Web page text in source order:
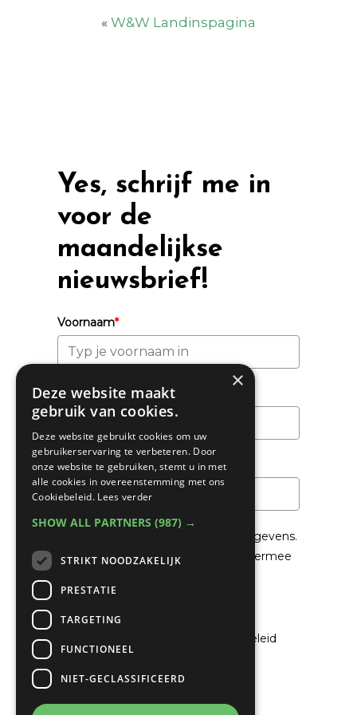
« W&W Landinspagina
Yes, schrijf me in
voor de
maandelijkse
nieuwsbrief!
Voornaam*
Achternaam
Email*
We gaan voorzichtig om met je gegevens.
Lees in hetPrivacybeleid
hoe we hiermee
Ik ga akkoord met het privacybeleid
×
Deze website maakt
gebruik van cookies.
Deze website gebruikt cookies om uw
gebruikerservaring te verbeteren. Door
onze website te gebruiken, stemt u in met
alle cookies in overeenstemming met ons
Cookiebeleid. Lees verder
SHOW ALL PARTNERS (987) →
STRIKT NOODZAKELIJK
PRESTATIE
TARGETING
FUNCTIONEEL
NIET-GECLASSIFICEERD